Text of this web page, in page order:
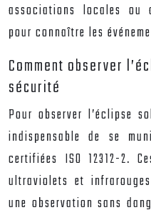
associations locales ou
pour connaître les
Comment observer
sécurité
Pour observer l’éclipse
indispensable de se
certifiées ISO 12312-2.
ultraviolets et
une observation sans